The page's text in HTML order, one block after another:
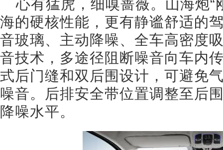
心有猛虎，细嗅蔷薇。山海炮“
海的硬核性能，更有静谧舒适的
音玻璃、主动降噪、全车高密度
音技术，多途径阻断噪音向车内
式后门缝和双后围设计，可避免
噪音。后排安全带位置调整至后
降噪水平。